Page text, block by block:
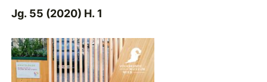
Jg. 55 (2020) H. 1